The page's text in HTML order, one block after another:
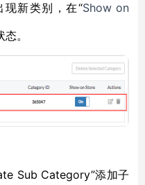
新类别，在“Show on
。
Sub Category”添加子